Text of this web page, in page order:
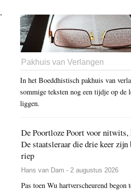
,
Pakhuis van Verlangen
In het Boeddhistisch pakhuis van
sommige teksten nog een tijdje op de
liggen.
De Poortloze Poort voor nitwits,
De staatsleraar die drie keer zijn
riep
Hans van Dam - 2 augustus 2026
Pas toen Wu hartverscheurend begon